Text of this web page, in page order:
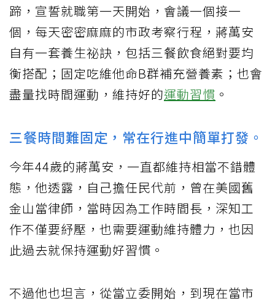
蹄，宣誓就職第一天開始，會議一個接一
個，每天密密麻麻的市政考察行程，蔣萬安
自有一套養生祕訣，包括三餐飲食絕對要均
衡搭配；固定吃維他命B群補充營養素；也會
盡量找時間運動，維持好的運動習慣 。
三餐時間難固定，常在行進中簡單打發。
今年44歲的蔣萬安，一直都維持相當不錯體
態，他透露，自己擔任民代前，曾在美國舊
金山當律師，當時因為工作時間長，深知工
作不僅要紓壓，也需要運動維持體力，也因
此過去就保持運動好習慣。
不過他也坦言，從當立委開始，到現在當市